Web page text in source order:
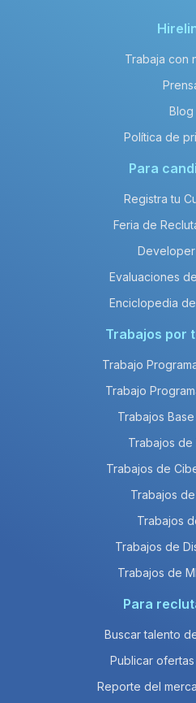
Trabaja con
Blog
Política de
Para
Registra tu
Feria de
Evaluaciones
Enciclopedia
Trabajos por
Trabajo
Trabajo
Trabajos
Trabajos de
Trabajos de
Trabajos
Trabajos
Trabajos de
Trabajos de
Para
Buscar talento
Publicar
Reporte del